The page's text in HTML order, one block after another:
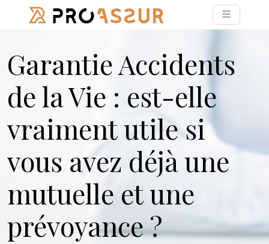
Garantie Accidents
de la Vie : est-elle
vraiment utile si
vous avez déjà une
mutuelle et une
prévoyance ?